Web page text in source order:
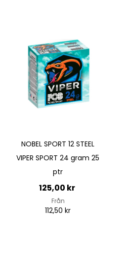
Quickview
NOBEL SPORT 12 STEEL
VIPER SPORT 24 gram 25
ptr
125,00 kr
Från
112,50 kr